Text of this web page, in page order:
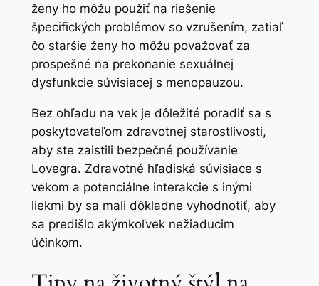
ženy ho môžu použiť na riešenie
špecifických problémov so vzrušením, zatiaľ
čo staršie ženy ho môžu považovať za
prospešné na prekonanie sexuálnej
dysfunkcie súvisiacej s menopauzou.
Bez ohľadu na vek je dôležité poradiť sa s
poskytovateľom zdravotnej starostlivosti,
aby ste zaistili bezpečné používanie
Lovegra. Zdravotné hľadiská súvisiace s
vekom a potenciálne interakcie s inými
liekmi by sa mali dôkladne vyhodnotiť, aby
sa predišlo akýmkoľvek nežiaducim
účinkom.